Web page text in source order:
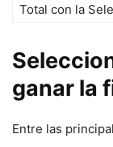
Total con la
ganar la
Entre las